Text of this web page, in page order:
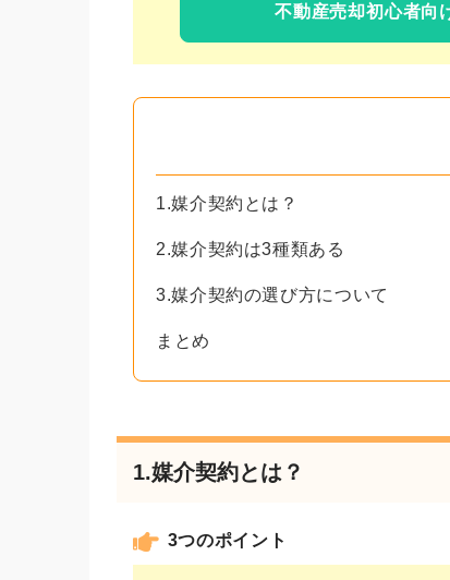
不動産売却初心者向
1.媒介契約とは？
2.媒介契約は3種類ある
3.媒介契約の選び方について
まとめ
1.媒介契約とは？
3つのポイント